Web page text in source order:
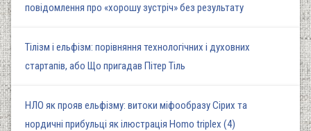
повідомлення про «хорошу зустріч» без результату
Тілізм і ельфізм: порівняння технологічних і духовних
стартапів, або Що пригадав Пітер Тіль
НЛО як прояв ельфізму: витоки міфообразу Сірих та
нордичні прибульці як ілюстрація Homo triplex (4)